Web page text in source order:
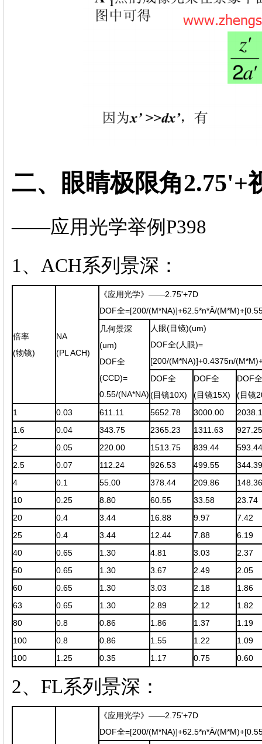
二、眼睛极限角2.75'+
——应用光学举例P398
1、ACH系列景深：
倍率
(物镜)
NA
(PL ACH)
《应用光学》——2.75'+7D
DOF全=[200/(M*NA)]+62.5*n*Ā/
几何景深
(um)
DOF全
(CCD)=
0.55/(NA*NA)
人眼(目镜)(um)
DOF全(人眼)=
[200/(M*NA)]+0.4375n/
DOF全
(目镜10X)
DOF全
(目镜15X)
DOF全
(目镜
1
0.03 611.11 5652.78 3000.00
1.6
0.04 343.75 2365.23 1311.63
927.25
2
0.05 220.00 1513.75 839.44
593.44
2.5
0.07 112.24 926.53 499.55
344.39
4
0.1 55.00 378.44 209.86
148.36
10
0.25 8.80 60.55 33.58
23.74
20
0.4 3.44 16.88 9.97
7.42
25
0.4 3.44 12.44 7.88
6.19
40
0.65 1.30 4.81 3.03
2.37
50
0.65 1.30 3.67 2.49
2.05
60
0.65 1.30 3.03 2.18
1.86
63
0.65 1.30 2.89 2.12
1.82
80
0.8 0.86 1.86 1.37
1.19
100
0.8 0.86 1.55 1.22
1.09
100
1.25 0.35 1.17 0.75 0.60
2、FL系列景深：
《应用光学》——2.75'+7D
DOF全=[200/(M*NA)]+62.5*n*Ā/